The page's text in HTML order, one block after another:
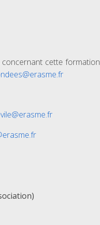
cette formation